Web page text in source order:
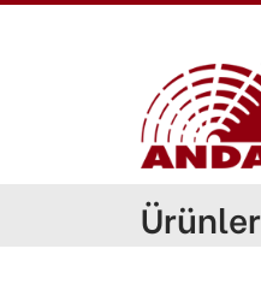
Ürünler